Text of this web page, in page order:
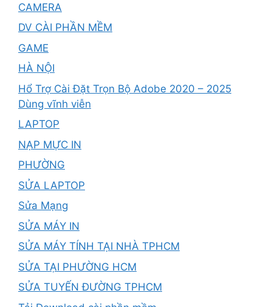
CAMERA
DV CÀI PHẦN MỀM
GAME
HÀ NỘI
Hổ Trợ Cài Đặt Trọn Bộ Adobe 2020 – 2025
Dùng vĩnh viễn
LAPTOP
NẠP MỰC IN
PHƯỜNG
SỬA LAPTOP
Sửa Mạng
SỬA MÁY IN
SỬA MÁY TÍNH TẠI NHÀ TPHCM
SỬA TẠI PHƯỜNG HCM
SỬA TUYẾN ĐƯỜNG TPHCM